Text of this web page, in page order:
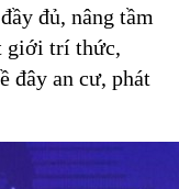
đủ, nâng tầm
giới trí thức,
đây an cư, phát